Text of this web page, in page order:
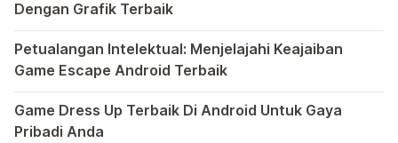
Dengan Grafik Terbaik
Semakin berkembangnya teknologi di era digital saat ini,
Petualangan Intelektual: Menjelajahi Keajaiban
Game Escape Android Terbaik
Dalam dunia game Android, genre escape telah mencuri
Game Dress Up Terbaik Di Android Untuk Gaya
Pribadi Anda